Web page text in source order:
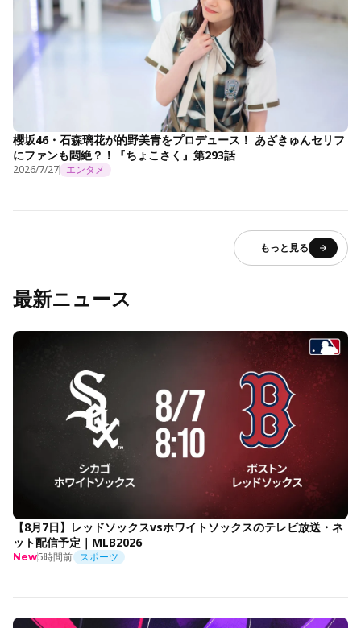
櫻坂46・石森璃花が的野美青をプロデュース！ あざきゅんセリフ
にファンも悶絶？！『ちょこさく』第293話
2026/7/27 エンタメ
もっと見る
最新ニュース
【8月7日】レッドソックスvsホワイトソックスのテレビ放送・ネ
ット配信予定｜MLB2026
New5時間前 スポーツ